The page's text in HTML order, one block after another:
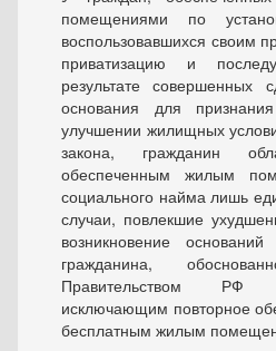
помещениями по
воспользовавшихся своим
приватизацию и
результате совершенных
основания для
улучшении жилищных
закона, гражданин
обеспеченным жилым
социального найма лишь
случаи, повлекшие
возникновение
гражданина,
Правительством РФ
исключающим повторное
бесплатным жилым